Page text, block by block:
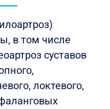
в том числе
суставов
локтевого,